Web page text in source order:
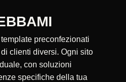
preconfezionati
clienti diversi. Ogni sito
con soluzioni
specifiche della tua